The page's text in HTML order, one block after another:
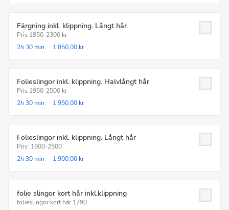
Färgning inkl. klippning. Långt hår.
Pris 1850-2300 kr
2h 30 min 1 850,00 kr
Folieslingor inkl. klippning. Halvlångt hår
Pris 1950-2500 kr
2h 30 min 1 950,00 kr
Folieslingor inkl. klippning. Långt hår
Pris: 1900-2500
2h 30 min 1 900,00 kr
folie slingor kort hår inkl.klippning
folieslingor kort hår 1790